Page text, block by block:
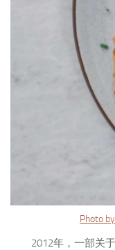
Photo
2012年，一部关